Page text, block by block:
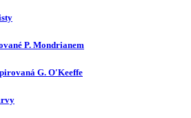
P. Mondrianem
G. O′Keeffe